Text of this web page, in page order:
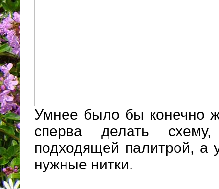
Умнее было бы конечно
сперва делать
подходящей палитрой, а
нужные нитки.